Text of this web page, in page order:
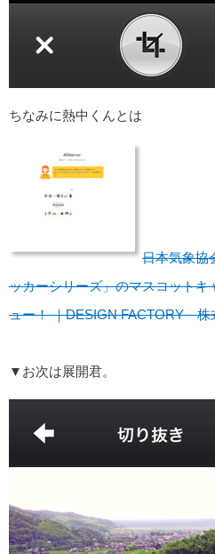
ちなみに熱中くんとは
日本気象協
ッカーシリーズ」のマスコット
ュー！ ｜DESIGN FACTORY 株
▼お次は展開君。